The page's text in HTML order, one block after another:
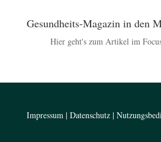
Gesundheits-Magazin in den
Hier geht's zum Artikel im
Impressum | Datenschutz|